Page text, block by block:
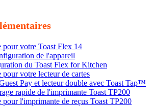
pour votre Toast Flex 14
de l'appareil
du Toast Flex for Kitchen
votre lecteur de cartes
Pay et lecteur double avec Toast Tap™
rapide de l'imprimante Toast TP200
pour l'imprimante de reçus Toast TP200